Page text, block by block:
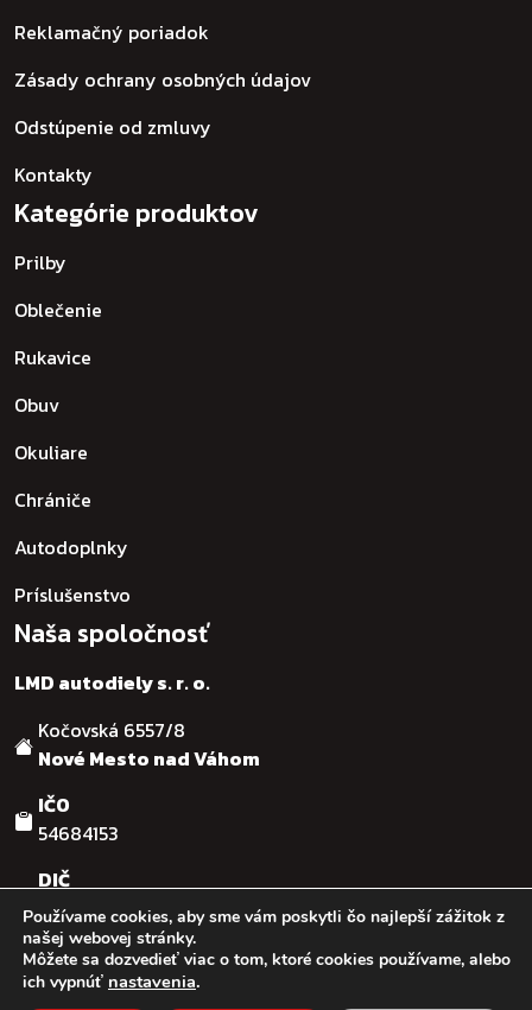
Reklamačný poriadok
Zásady ochrany osobných údajov
Odstúpenie od zmluvy
Kontakty
Kategórie produktov
Prilby
Oblečenie
Rukavice
Obuv
Okuliare
Chrániče
Autodoplnky
Príslušenstvo
Naša spoločnosť
LMD autodiely s. r. o.
Kočovská 6557/8
Nové Mesto nad Váhom
IČO
54684153
DIČ
SK2121755482
© :: 2026:: LMD autodiely s.r.o. :: Design & code by:Ľuboš
Používame cookies, aby sme vám poskytli čo najlepší zážitok z
našej webovej stránky.
Môžete sa dozvedieť viac o tom, ktoré cookies používame, alebo
ich vypnúť nastavenia.